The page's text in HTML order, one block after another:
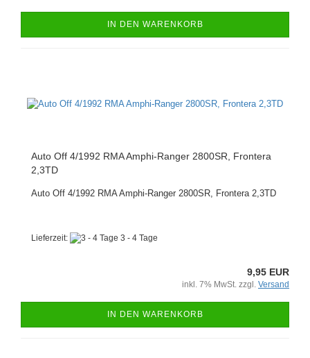
IN DEN WARENKORB
Auto Off 4/1992 RMA Amphi-Ranger 2800SR, Frontera
2,3TD
Auto Off 4/1992 RMA Amphi-Ranger 2800SR, Frontera 2,3TD
Lieferzeit: 3 - 4 Tage
9,95 EUR
inkl. 7% MwSt. zzgl. Versand
IN DEN WARENKORB